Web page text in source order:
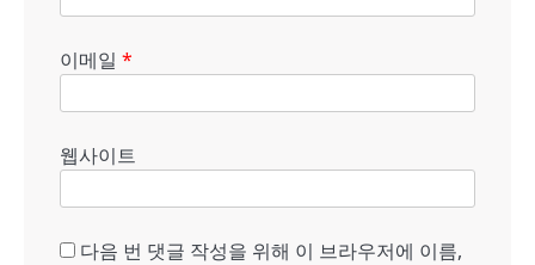
이메일 *
웹사이트
다음 번 댓글 작성을 위해 이 브라우저에 이름,